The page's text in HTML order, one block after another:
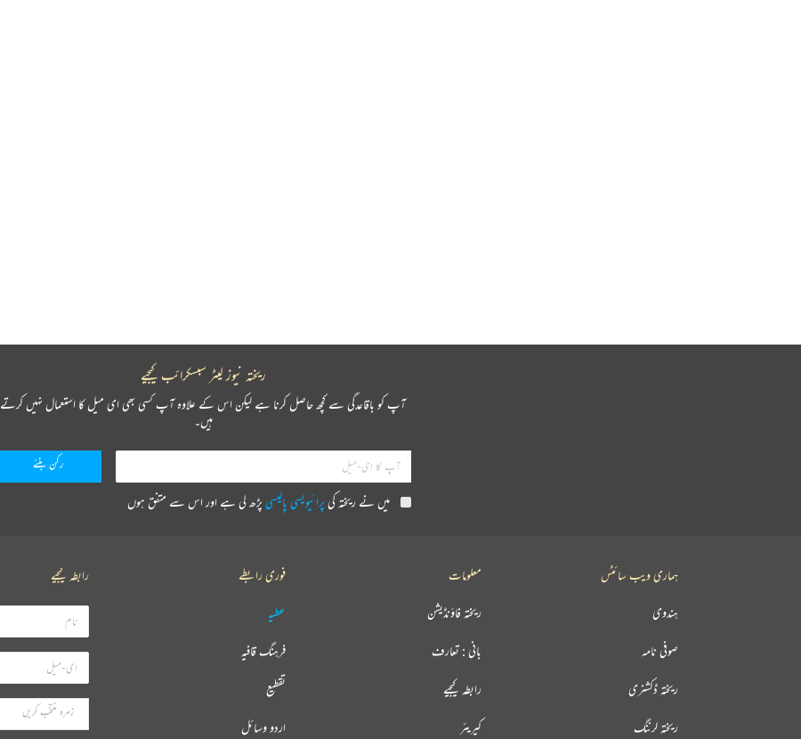
ریختہ نیوز لیٹر سبسکرائب کیجیے
آپ کو باقاعدگی سے کچھ حاصل کرنا ہے لیکن اس کے علاوہ آپ کسی بھی ای میل کا استعمال نہیں کرتے
ہیں۔
میں نے ریختہ کی پرائیویسی پالیسی پڑھ لی ہے اور اس سے متفق ہوں
فوری رابطے
عطیہ
فرہنگ قافیہ
تقطیع
اردو وسائل
معلومات
ریختہ فاؤنڈیشن
بانی : تعارف
رابطہ کیجیے
کیریئر
ہماری ویب سائٹس
ہندوی
صوفی نامہ
ریختہ ڈکشنری
ریختہ لرننگ
رابطہ کیجیے